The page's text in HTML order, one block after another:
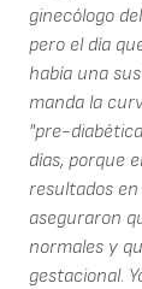
ginecólogo
pero el día
había una
manda la
"pre-
días, porque
resultados
aseguraron
normales y
gestacional.